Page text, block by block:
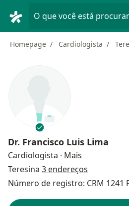
O que você está
Homepage Cardiologista
Dr. Francisco Luis Lima
Cardiologista · Mais
Teresina 3 endereços
Número de registro: CRM 1241